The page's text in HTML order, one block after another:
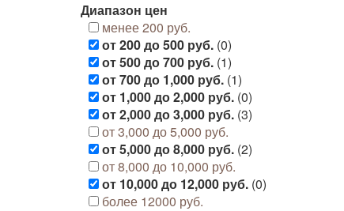
Диапазон цен
менее 200 руб.
от 200 до 500 руб. (0)
от 500 до 700 руб. (1)
от 700 до 1,000 руб. (1)
от 1,000 до 2,000 руб. (0)
от 2,000 до 3,000 руб. (3)
от 3,000 до 5,000 руб.
от 5,000 до 8,000 руб. (2)
от 8,000 до 10,000 руб.
от 10,000 до 12,000 руб. (0)
более 12000 руб.